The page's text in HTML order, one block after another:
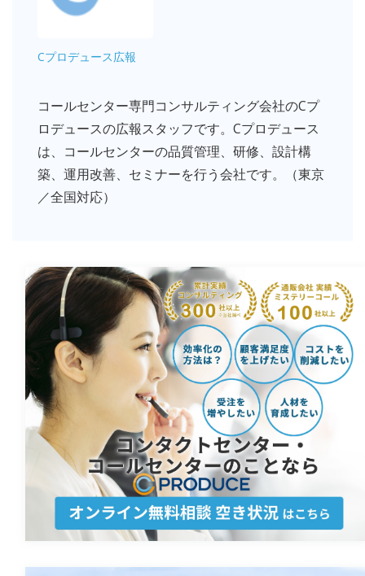
Cプロデュース広報
コールセンター専門コンサルティング会社のCプ
ロデュースの広報スタッフです。Cプロデュース
は、コールセンターの品質管理、研修、設計構
築、運用改善、セミナーを行う会社です。（東京
／全国対応）